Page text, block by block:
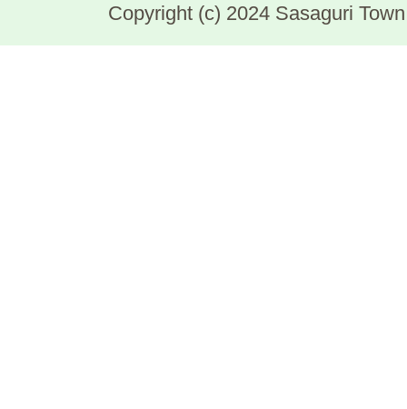
Copyright (c) 2024 Sasaguri